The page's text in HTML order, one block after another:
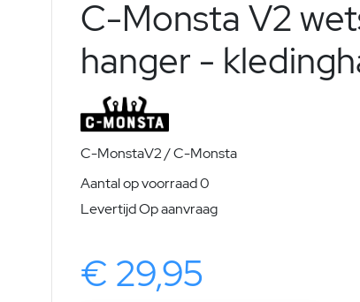
C-Monsta V2
hanger -
C-MonstaV2 / C-Monsta
Aantal op voorraad 0
Levertijd Op aanvraag
€ 29,95